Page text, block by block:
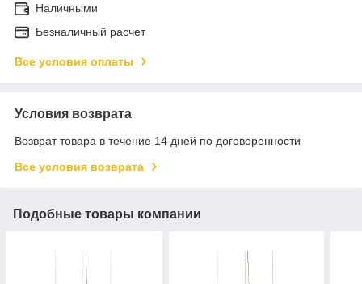
Наличными
Безналичный расчет
Все условия оплаты
Условия возврата
Возврат товара в течение 14 дней по договоренности
Все условия возврата
Подобные товары компании